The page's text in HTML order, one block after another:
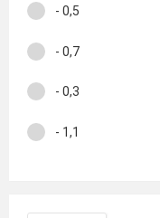
- 0,5
- 0,7
- 0,3
- 1,1